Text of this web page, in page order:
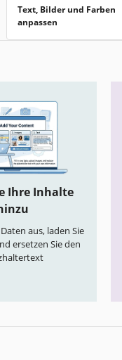
Text, Bilder und Farben
anpassen
Ihre Inhalte
aus, laden Sie
ersetzen Sie den